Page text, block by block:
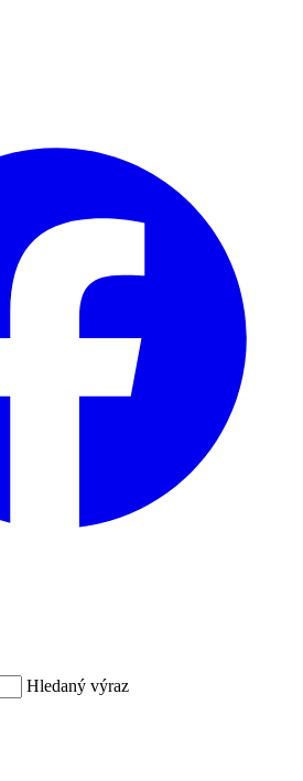
Hledaný výraz